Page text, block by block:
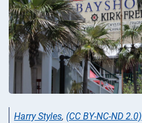
Harry Styles, (CC BY-NC-ND 2.0)